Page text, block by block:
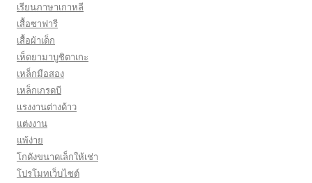
เรียนภาษาเกาหลี
เสื้อซาฟารี
เสื้อผ้าเด็ก
เห็ดยามาบูชิตาเกะ
เหล็กมือสอง
เหล็กเกรดบี
เเรงงานต่างด้าว
แต่งงาน
แพ้ง่าย
โกดังขนาดเล็กให้เช่า
โปรโมทเว็บไซต์